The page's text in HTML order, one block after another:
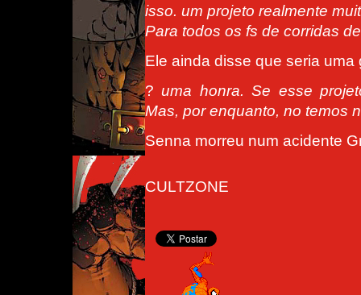
isso. um projeto realmente
Para todos os fs de corridas
Ele ainda disse que seria uma
? uma honra. Se esse
Mas, por enquanto, no temos
Senna morreu num acidente
CULTZONE